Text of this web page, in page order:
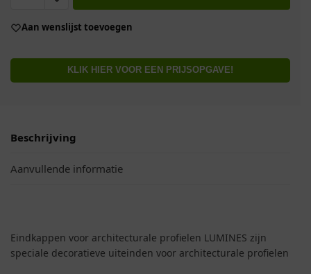
Aan wenslijst toevoegen
KLIK HIER VOOR EEN PRIJSOPGAVE!
Beschrijving
Aanvullende informatie
Eindkappen voor architecturale profielen LUMINES zijn
speciale decoratieve uiteinden voor architecturale profielen